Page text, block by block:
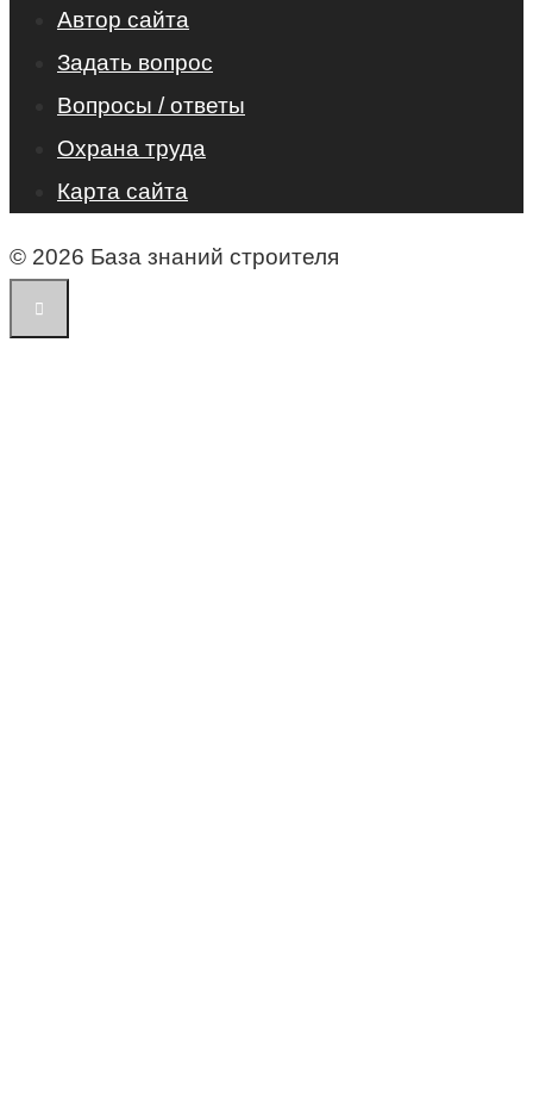
Автор сайта
Задать вопрос
Вопросы / ответы
Охрана труда
Карта сайта
© 2026 База знаний строителя